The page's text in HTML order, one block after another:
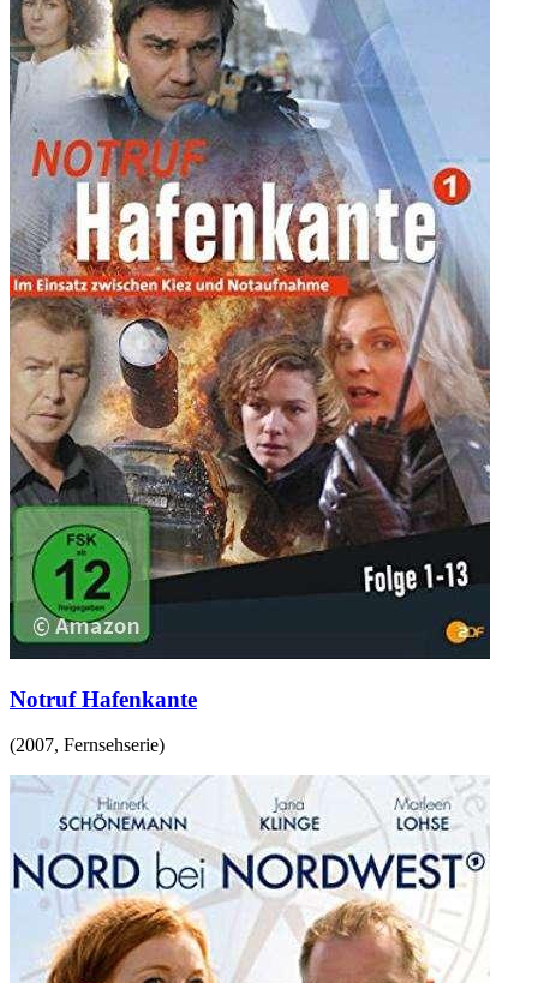
Notruf Hafenkante
(2007, Fernsehserie)